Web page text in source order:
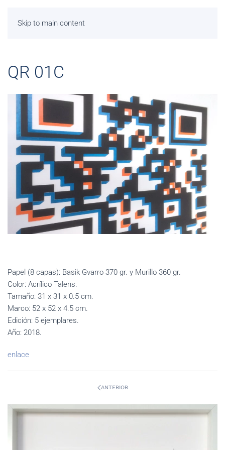
Skip to main content
QR 01C
Papel (8 capas): Basik Gvarro 370 gr. y Murillo 360 gr.
Color: Acrílico Talens.
Tamaño: 31 x 31 x 0.5 cm.
Marco: 52 x 52 x 4.5 cm.
Edición: 5 ejemplares.
Año: 2018.
enlace
ANTERIOR